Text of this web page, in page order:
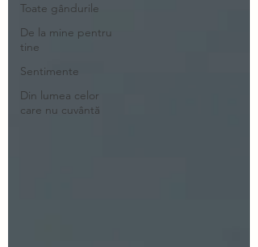
Toate gândurile
De la mine pentru
tine
Sentimente
Din lumea celor
care nu cuvântă